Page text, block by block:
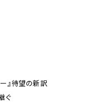
』待望の新訳
ぐ